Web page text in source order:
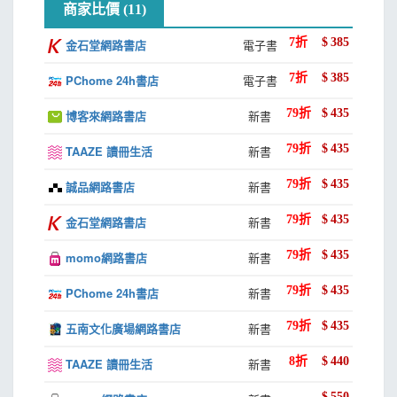
全公司人緣最好的人！因為大家對自己充滿好奇、想問各種
問題，希望能在塔羅與數字中找到參考線索。
當時，我在人格分類系統中找尋「塔羅」的定位，以
「符號圖像直覺、生日數字組成結構、人格特質分析」的三
大基礎，加上諮商問話方式及開放引導（非論斷與封閉），
整合出獨創的諮商塔羅的架構。幫助了好多學生、家長、一
障礙等，一一破除，神準到驚人，給予每個有緣人生命提點
與清晰指示！
世界上最神祕的生命就是我們自己，強烈渴望走上探索
生命的旅程，在旅程中，我們認識自己是誰、有著什麼樣的
性格、帶有什麼樣的天賦、在生活中需要注意些什麼以更好
地活出自己。
透過提問與抽牌，釐清自己的盲點、解答了生活中的各
種疑問，找到與靈性連結的管道與方式，就是塔羅系統給予
商家比價 (11)
金石堂網路書店 電子書 7折 $ 385
PChome 24h書店 電子書 7折 $ 385
博客來網路書店 新書 79折 $ 435
TAAZE 讀冊生活 新書 79折 $ 435
誠品網路書店 新書 79折 $ 435
金石堂網路書店 新書 79折 $ 435
momo網路書店 新書 79折 $ 435
PChome 24h書店 新書 79折 $ 435
五南文化廣場網路書店 新書 79折 $ 435
TAAZE 讀冊生活 新書 8折 $ 440